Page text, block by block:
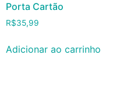
Porta Cartão
R$35,99
Adicionar ao carrinho